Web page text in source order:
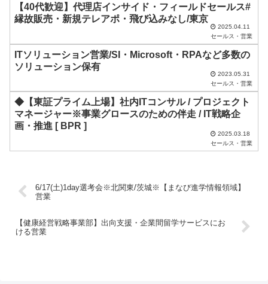
く
だ
さ
。
【40代歓迎】代理店インサイド・フィールドセールス#
縁故販売・新規テレアポ・飛び込みなし/東京
2025.04.11
セールス・営業
ITソリューション営業/SI・Microsoft・RPAなど多数の
ソリューション保有
2023.05.31
セールス・営業
◆【東証プライム上場】社内ITコンサル / プロジェクト
マネージャー※事業グロースのための伴走 / IT戦略企
画・推進 [ BPR ]
2025.03.18
セールス・営業
6/17(土)1day選考会※北関東/茨城※【まなび進学情報領域】
営業
【健康経営戦略事業部】出向支援・企業間留学サービスにお
ける営業